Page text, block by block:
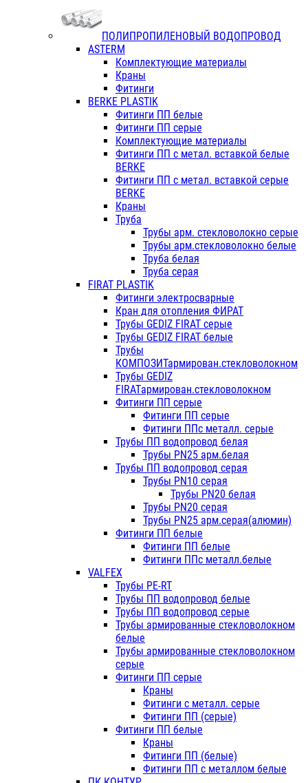
ПОЛИПРОПИЛЕНОВЫЙ ВОДОПРОВОД
ASTERM
Комплектующие материалы
Краны
Фитинги
BERKE PLASTIK
Фитинги ПП белые
Фитинги ПП серые
Комплектующие материалы
Фитинги ПП с метал. вставкой белые
BERKE
Фитинги ПП с метал. вставкой серые
BERKE
Краны
Труба
Трубы арм. стекловолокно серые
Трубы арм.стекловолокно белые
Труба белая
Труба серая
FIRAT PLASTIK
Фитинги электросварные
Кран для отопления ФИРАТ
Трубы GEDIZ FIRAT серые
Трубы GEDIZ FIRAT белые
Трубы
КОМПОЗИТармирован.стекловолокном
Трубы GEDIZ
FIRATармирован.стекловолокном
Фитинги ПП серые
Фитинги ПП серые
Фитинги ППс металл. серые
Трубы ПП водопровод белая
Трубы PN25 арм.белая
Трубы ПП водопровод серая
Трубы PN10 серая
Трубы PN20 белая
Трубы PN20 серая
Трубы PN25 арм.серая(алюмин)
Фитинги ПП белые
Фитинги ПП белые
Фитинги ППс металл.белые
VALFEX
Трубы PE-RT
Трубы ПП водопровод белые
Трубы ПП водопровод серые
Трубы армированные стекловолокном
белые
Трубы армированные стекловолокном
серые
Фитинги ПП серые
Краны
Фитинги с металл. серые
Фитинги ПП (серые)
Фитинги ПП белые
Краны
Фитинги ПП (белые)
Фитинги ПП с металлом белые